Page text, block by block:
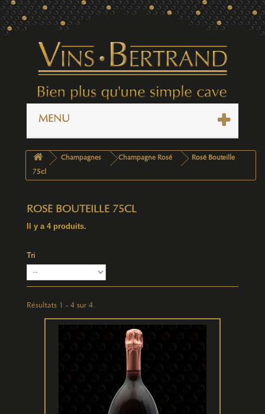
MENU
Champagnes Champagne Rosé Rosé Bouteille
75cl
ROSÉ BOUTEILLE 75CL
Il y a 4 produits.
Tri
Résultats 1 - 4 sur 4.